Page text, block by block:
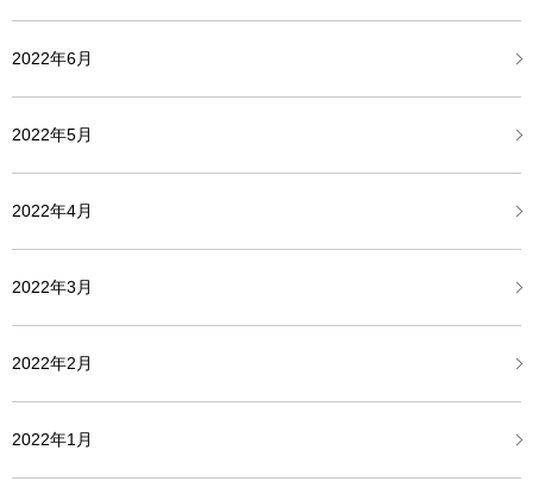
2022年6月
2022年5月
2022年4月
2022年3月
2022年2月
2022年1月